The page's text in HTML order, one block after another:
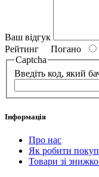
Ваш відгук
Рейтинг Погано
Captcha
Введіть код, який
Інформація
Про нас
Як робити
Товари зі